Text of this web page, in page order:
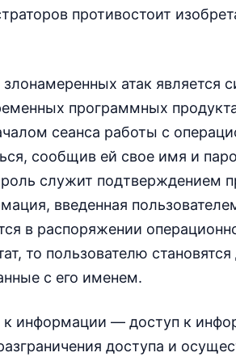
противостоит
атак является
программных
сеанса работы с
сообщив ей свое имя и
служит подтверждением
введенная
в распоряжении
то пользователю
с его именем.
информации — доступ к
доступа и